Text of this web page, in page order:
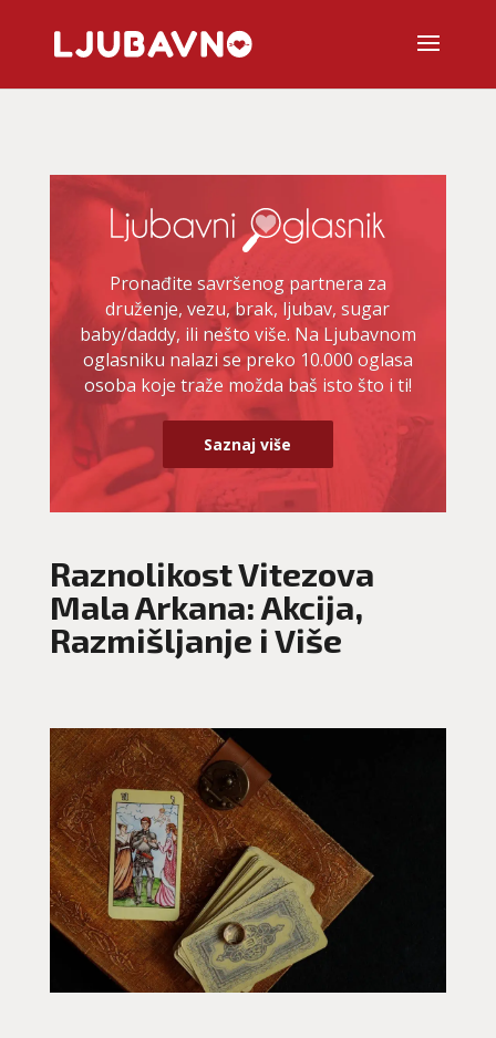
Pronađite savršenog partnera za
druženje, vezu, brak, ljubav, sugar
baby/daddy, ili nešto više. Na Ljubavnom
oglasniku nalazi se preko 10.000 oglasa
osoba koje traže možda baš isto što i ti!
Saznaj više
Raznolikost Vitezova
Mala Arkana: Akcija,
Razmišljanje i Više